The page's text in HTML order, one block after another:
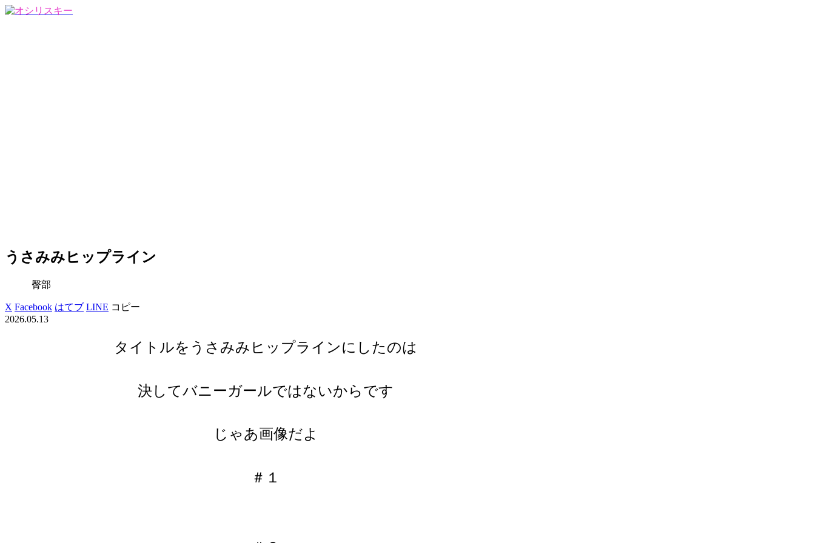
うさみみヒップライン
臀部
X Facebook はてブ LINE コピー
2026.05.13
タイトルをうさみみヒップラインにしたのは
決してバニーガールではないからです
じゃあ画像だよ
＃１